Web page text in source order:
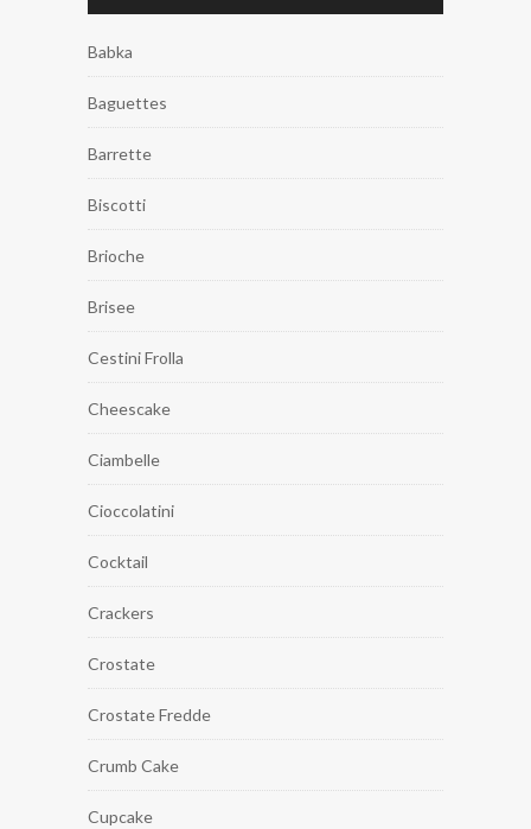
Babka
Baguettes
Barrette
Biscotti
Brioche
Brisee
Cestini Frolla
Cheescake
Ciambelle
Cioccolatini
Cocktail
Crackers
Crostate
Crostate Fredde
Crumb Cake
Cupcake